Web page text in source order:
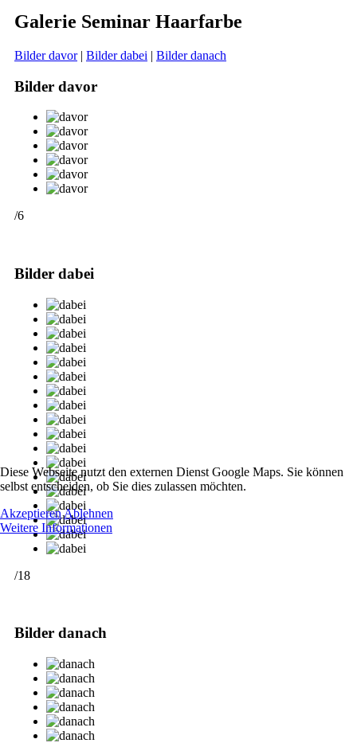
Galerie Seminar Haarfarbe
Bilder davor| Bilder dabei | Bilder danach
Bilder davor
/6
Bilder dabei
/18
Bilder danach
Diese Webseite nutzt den externen Dienst Google Maps. Sie können
selbst entscheiden, ob Sie dies zulassen möchten.
AkzeptierenAblehnen
Weitere Informationen